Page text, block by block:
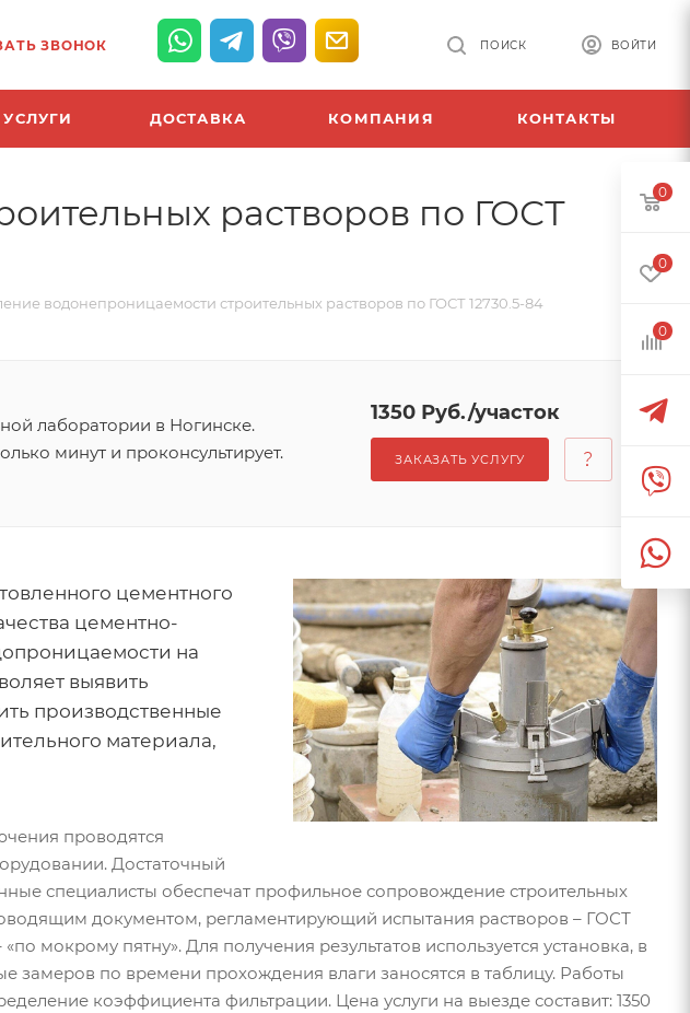
ЗВОНОК ВОЙТИ
ПОИСК
УСЛУГИ ДОСТАВКА КОМПАНИЯ КОНТАКТЫ
растворов по ГОСТ
водонепроницаемости строительных растворов по ГОСТ 12730.5-84
лаборатории в Ногинске.
минут и проконсультирует.
1350 Руб./участок
ЗАКАЗАТЬ УСЛУГУ
цементного
цементно-
на
выявить
производственные
материала,
проводятся
Достаточный
специалисты обеспечат профильное сопровождение строительных
документом, регламентирующий испытания растворов – ГОСТ
мокрому пятну». Для получения результатов используется установка, в
замеров по времени прохождения влаги заносятся в таблицу. Работы
коэффициента фильтрации. Цена услуги на выезде составит: 1350
0
0
0